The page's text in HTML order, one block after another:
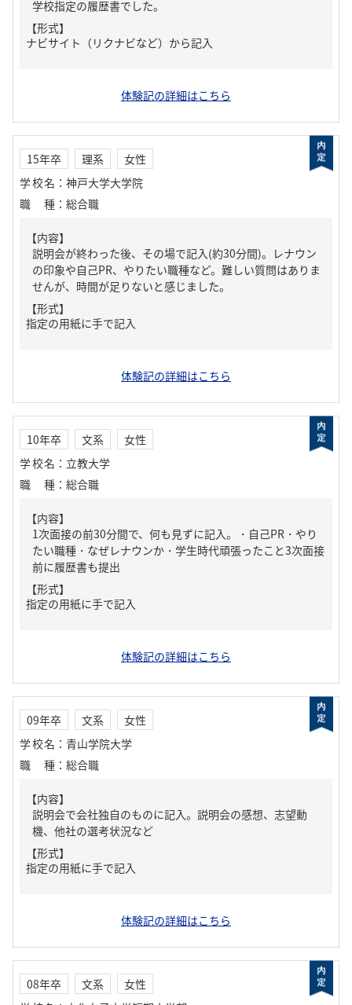
学校指定の履歴書でした。
【形式】
ナビサイト（リクナビなど）から記入
体験記の詳細はこちら
15年卒 理系
女性
学校名 ： 神戸大学大学院
職種 ： 総合職
【内容】
説明会が終わった後、その場で記入(約30分間)。レナウン
の印象や自己PR、やりたい職種など。難しい質問はありま
せんが、時間が足りないと感じました。
【形式】
指定の用紙に手で記入
体験記の詳細はこちら
10年卒 文系
女性
学校名 ： 立教大学
職種 ： 総合職
【内容】
1次面接の前30分間で、何も見ずに記入。・自己PR・やり
たい職種・なぜレナウンか・学生時代頑張ったこと3次面接
前に履歴書も提出
【形式】
指定の用紙に手で記入
体験記の詳細はこちら
09年卒 文系
女性
学校名 ： 青山学院大学
職種 ： 総合職
【内容】
説明会で会社独自のものに記入。説明会の感想、志望動
機、他社の選考状況など
【形式】
指定の用紙に手で記入
体験記の詳細はこちら
08年卒 文系
女性